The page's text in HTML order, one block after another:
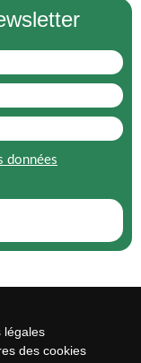
données
légales
des cookies